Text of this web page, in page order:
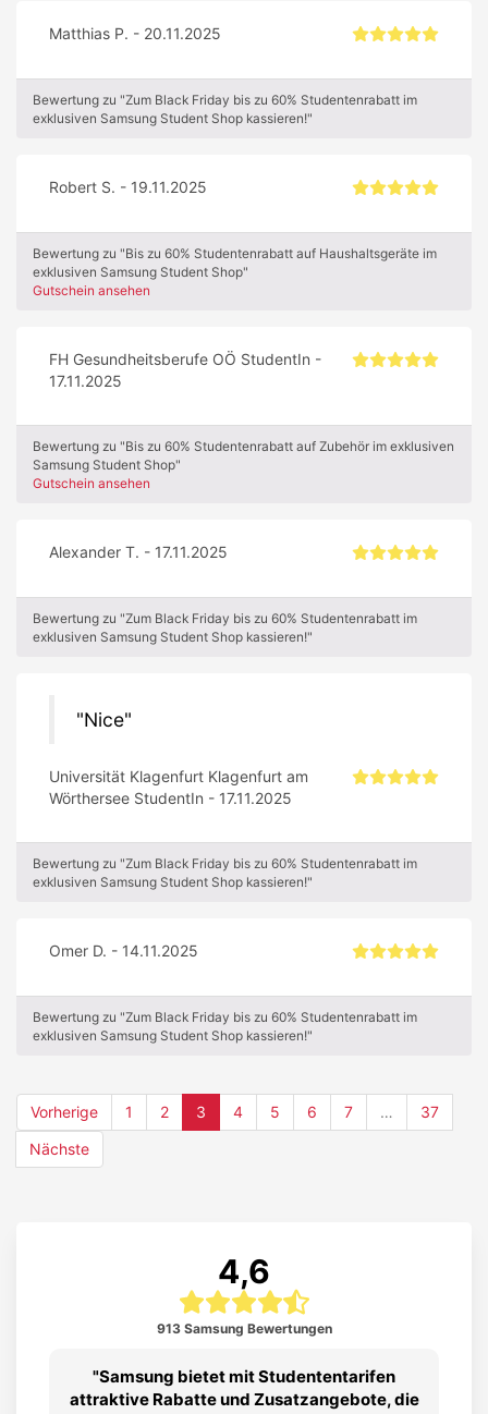
Matthias P. - 20.11.2025
Bewertung zu "Zum Black Friday bis zu 60% Studentenrabatt im
exklusiven Samsung Student Shop kassieren!"
Robert S. - 19.11.2025
Bewertung zu "Bis zu 60% Studentenrabatt auf Haushaltsgeräte im
exklusiven Samsung Student Shop"
Gutschein ansehen
FH Gesundheitsberufe OÖ StudentIn -
17.11.2025
Bewertung zu "Bis zu 60% Studentenrabatt auf Zubehör im exklusiven
Samsung Student Shop"
Gutschein ansehen
Alexander T. - 17.11.2025
Bewertung zu "Zum Black Friday bis zu 60% Studentenrabatt im
exklusiven Samsung Student Shop kassieren!"
Nice
Universität Klagenfurt Klagenfurt am
Wörthersee StudentIn - 17.11.2025
Bewertung zu "Zum Black Friday bis zu 60% Studentenrabatt im
exklusiven Samsung Student Shop kassieren!"
Omer D. - 14.11.2025
Bewertung zu "Zum Black Friday bis zu 60% Studentenrabatt im
exklusiven Samsung Student Shop kassieren!"
Vorherige 1 2 3 (current)
4 5 6 7 …
37
Nächste
4,6
913 Samsung Bewertungen
Samsung bietet mit Studententarifen
attraktive Rabatte und Zusatzangebote, die